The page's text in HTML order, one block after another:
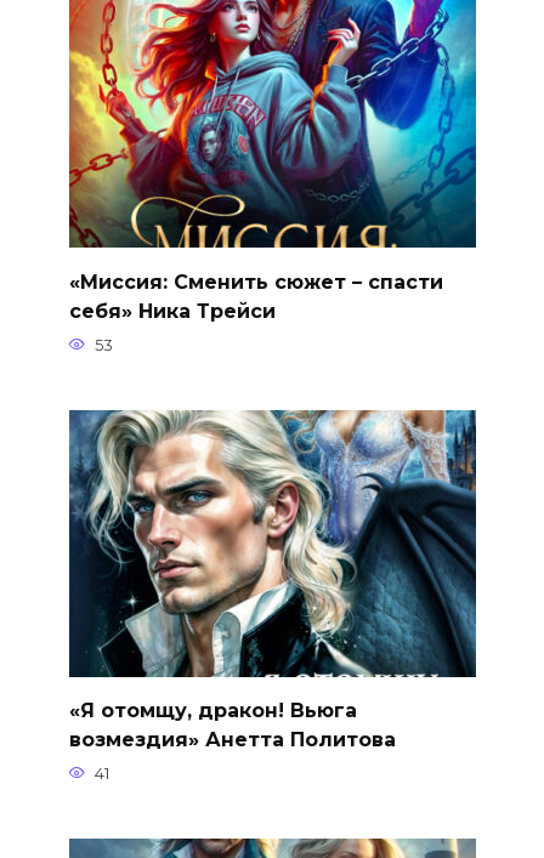
«Миссия: Сменить сюжет – спасти
себя» Ника Трейси
53
«Я отомщу, дракон! Вьюга
возмездия» Анетта Политова
41